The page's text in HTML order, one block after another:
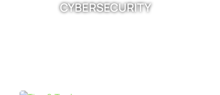
CYBERSECURITY